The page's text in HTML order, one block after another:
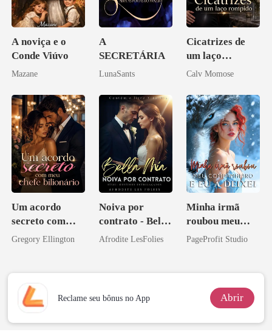
A noviça e o
Conde Viúvo
Mazane
A
SECRETÁRIA
LunaSants
Cicatrizes de
um laço
rompido
Calv Momose
Um acordo
secreto com
meu chefe
Gregory Ellington
Noiva por
contrato - Bella
Mia
Afrodite LesFolies
Minha irmã
roubou meu
companheiro e
PageProfit Studio
Reclame seu bônus no App Abrir